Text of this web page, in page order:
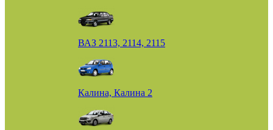
ВАЗ 2113, 2114, 2115
Калина, Калина 2